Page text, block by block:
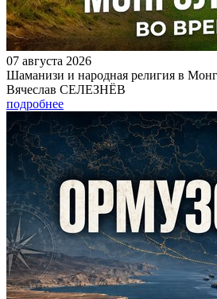
07 августа 2026
Шаманизи и народная религия в
Вячеслав СЕЛЕЗНЁВ
подробнее